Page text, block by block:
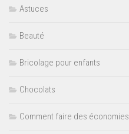
Astuces
Beauté
Bricolage pour enfants
Chocolats
Comment faire des économies